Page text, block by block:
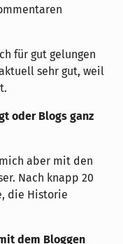
für gut gelungen
sehr gut, weil
oder Blogs ganz
aber mit den
Nach knapp 20
die Historie
dem Bloggen